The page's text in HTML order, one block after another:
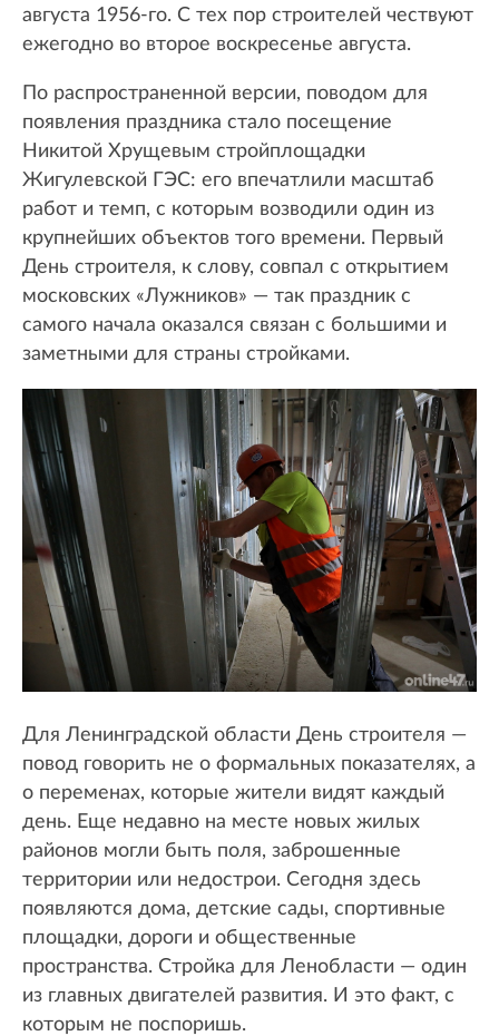
августа 1956-го. С тех пор строителей чествуют
ежегодно во второе воскресенье августа.
По распространенной версии, поводом для
появления праздника стало посещение
Никитой Хрущевым стройплощадки
Жигулевской ГЭС: его впечатлили масштаб
работ и темп, с которым возводили один из
крупнейших объектов того времени. Первый
День строителя, к слову, совпал с открытием
московских «Лужников» — так праздник с
самого начала оказался связан с большими и
заметными для страны стройками.
Для Ленинградской области День строителя —
повод говорить не о формальных показателях, а
о переменах, которые жители видят каждый
день. Еще недавно на месте новых жилых
районов могли быть поля, заброшенные
территории или недострои. Сегодня здесь
появляются дома, детские сады, спортивные
площадки, дороги и общественные
пространства. Стройка для Ленобласти — один
из главных двигателей развития. И это факт, с
которым не поспоришь.